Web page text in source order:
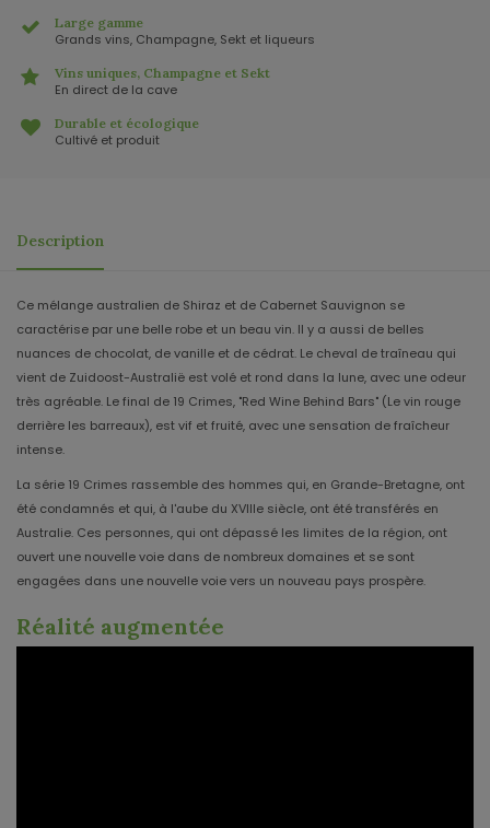
Large gamme
Grands vins, Champagne, Sekt et liqueurs
Vins uniques, Champagne et Sekt
En direct de la cave
Durable et écologique
Cultivé et produit
Description
Ce mélange australien de Shiraz et de Cabernet Sauvignon se
caractérise par une belle robe et un beau vin. Il y a aussi de belles
nuances de chocolat, de vanille et de cédrat. Le cheval de traîneau qui
vient de Zuidoost-Australië est volé et rond dans la lune, avec une odeur
très agréable. Le final de 19 Crimes, "Red Wine Behind Bars" (Le vin rouge
derrière les barreaux), est vif et fruité, avec une sensation de fraîcheur
intense.
La série 19 Crimes rassemble des hommes qui, en Grande-Bretagne, ont
été condamnés et qui, à l'aube du XVIIIe siècle, ont été transférés en
Australie. Ces personnes, qui ont dépassé les limites de la région, ont
ouvert une nouvelle voie dans de nombreux domaines et se sont
engagées dans une nouvelle voie vers un nouveau pays prospère.
Réalité augmentée